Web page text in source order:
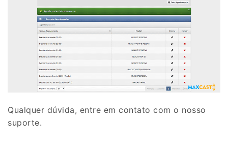
Qualquer dúvida, entre em contato com o nosso
suporte.